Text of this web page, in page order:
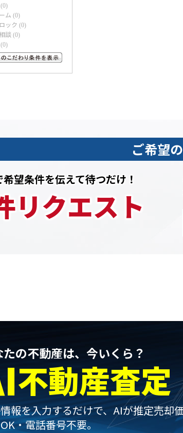
(0)
ム (0)
ック (0)
談 (0)
(0)
ご希望
望条件を伝えて待つだけ！
リクエスト
たの不動産は、今いくら？
不動産査定
報を入力するだけで、 AIが推定売却
・電話番号不要。